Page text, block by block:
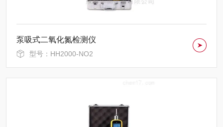
泵吸式二氧化氮检测仪
型号：HH2000-NO2